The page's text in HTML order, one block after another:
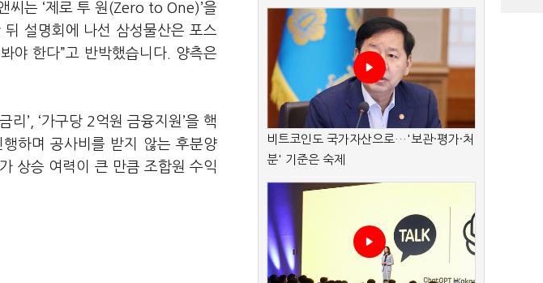
씨는 ‘제로 투 원(Zero to One)’을
설명회에 나선 삼성물산은 포스
야 한다”고 반박했습니다. 양측은
’, ‘가구당 2억원 금융지원’을 핵
하며 공사비를 받지 않는 후분양
상승 여력이 큰 만큼 조합원 수익
비트코인도 국가자산으로…'보관·평가·처
분' 기준은 숙제